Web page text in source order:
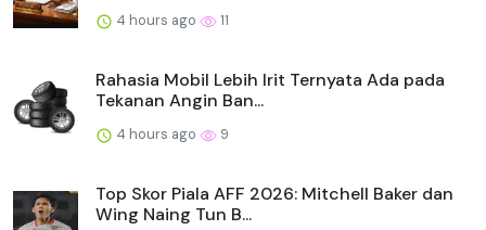
4 hours ago 11
Rahasia Mobil Lebih Irit Ternyata Ada pada
Tekanan Angin Ban...
4 hours ago 9
Top Skor Piala AFF 2026: Mitchell Baker dan
Wing Naing Tun B...